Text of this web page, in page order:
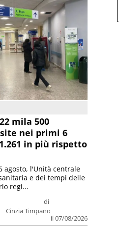
mila 500
nei primi 6
in più rispetto
di
Cinzia Timpano
il 07/08/2026
agosto, l'Unità centrale
e dei tempi delle
regi...